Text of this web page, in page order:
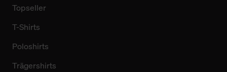
Topseller
T-Shirts
Poloshirts
Trägershirts